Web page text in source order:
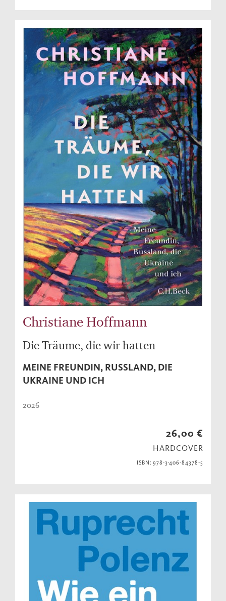
Christiane Hoffmann
Die Träume, die wir hatten
MEINE FREUNDIN, RUSSLAND, DIE
UKRAINE UND ICH
2026
26,00 €
HARDCOVER
ISBN: 978-3-406-84378-5